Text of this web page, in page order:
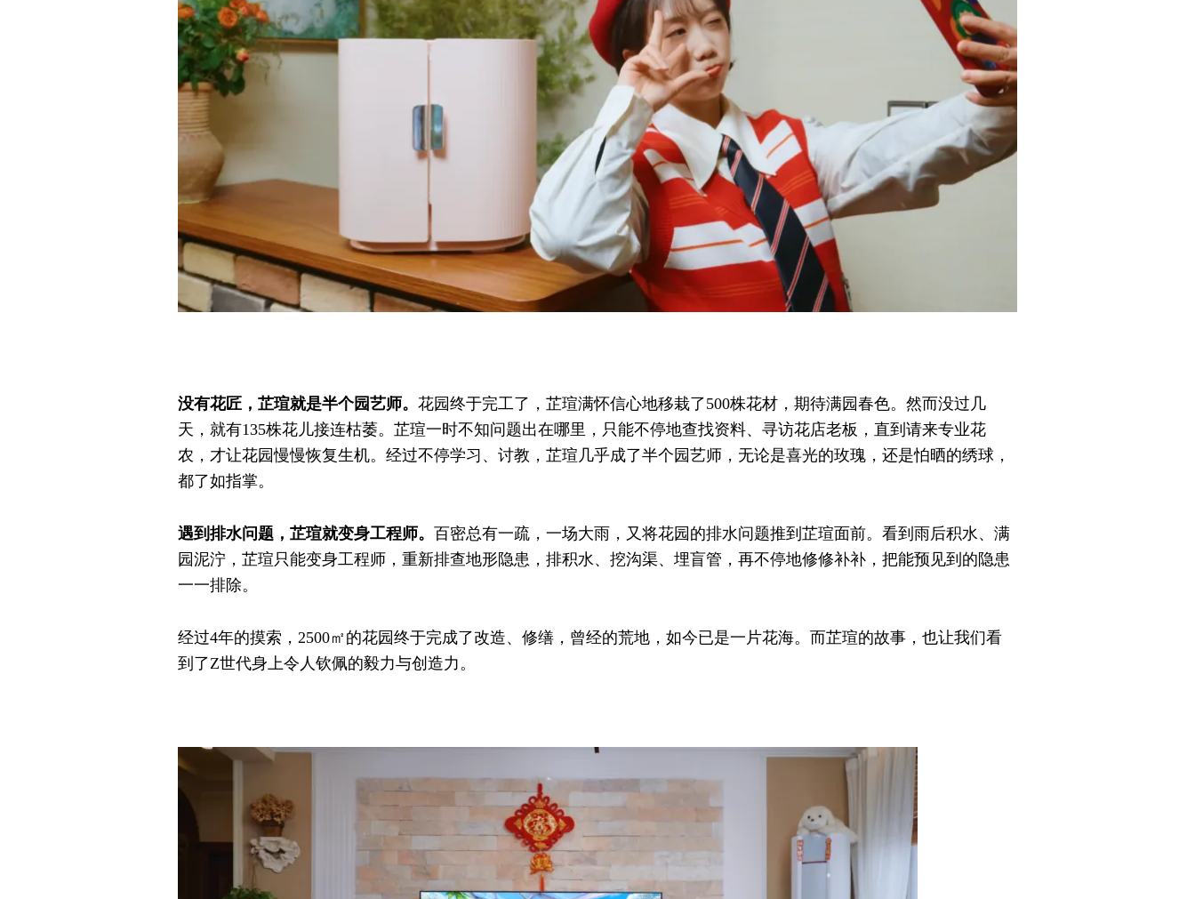
没有花匠，芷瑄就是半个园艺师。 花园终于完工了，芷瑄满怀信心地移栽了500株花材，期待满园春色。然而没过几
天，就有135株花儿接连枯萎。芷瑄一时不知问题出在哪里，只能不停地查找资料、寻访花店老板，直到请来专业花
农，才让花园慢慢恢复生机。经过不停学习、讨教，芷瑄几乎成了半个园艺师，无论是喜光的玫瑰，还是怕晒的绣球，
都了如指掌。
遇到排水问题，芷瑄就变身工程师。 百密总有一疏，一场大雨，又将花园的排水问题推到芷瑄面前。看到雨后积水、满
园泥泞，芷瑄只能变身工程师，重新排查地形隐患，排积水、挖沟渠、埋盲管，再不停地修修补补，把能预见到的隐患
一一排除。
经过4年的摸索，2500㎡的花园终于完成了改造、修缮，曾经的荒地，如今已是一片花海。而芷瑄的故事，也让我们看
到了Z世代身上令人钦佩的毅力与创造力。